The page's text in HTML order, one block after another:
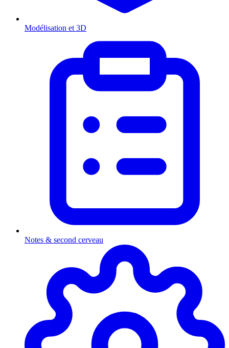
Modélisation et 3D
Notes & second cerveau